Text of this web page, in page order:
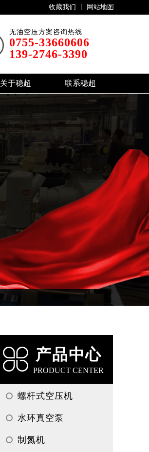
收藏我们 丨 网站地图
无油空压方案咨询热线
0755-33660606
139-2746-3390
关于稳超 联系稳超
产品中心
PRODUCT CENTER
螺杆式空压机
水环真空泵
制氮机